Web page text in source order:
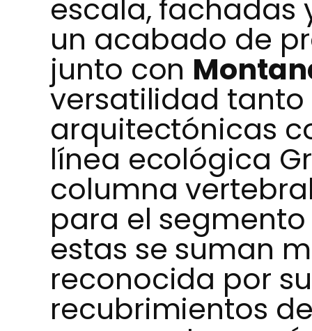
escala, fachadas
un acabado de
junto con
versatilidad
arquitectónicas
línea ecológica
columna
para el
estas se suman
reconocida por
recubrimientos